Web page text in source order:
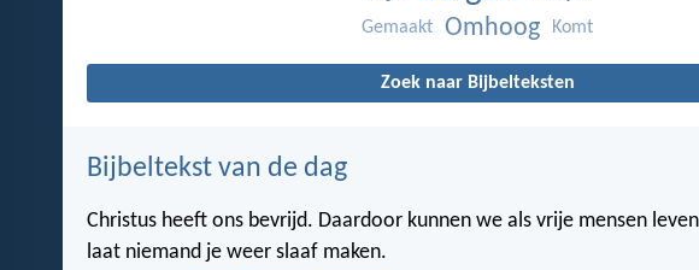
Gemaakt Omhoog Komt
Zoek naar Bijbelteksten
Bijbeltekst van de dag
Christus heeft ons bevrijd. Daardoor kunnen we als vrije mensen
laat niemand je weer slaaf maken.